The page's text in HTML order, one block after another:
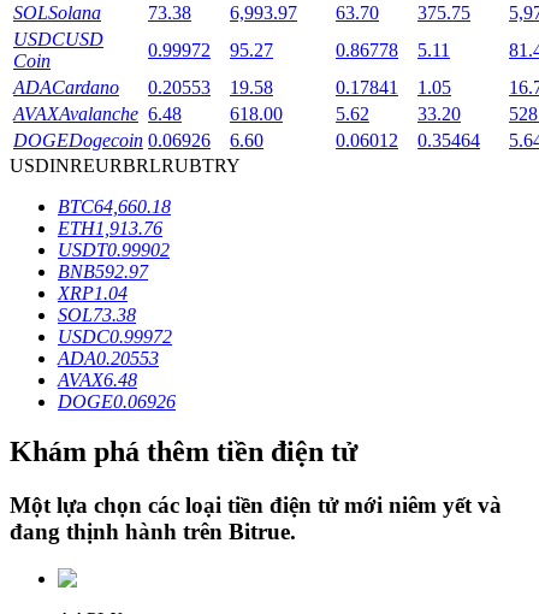
Khóa BTR
Khoản vay
SOLSolana 73.38 6,993.97 63.70 375.75
USDCUSD
Coin
0.99972 95.27 0.86778 5.11
ADACardano 0.20553 19.58 0.17841 1.05
AVAXAvalanche 6.48 618.00 5.62 33.20
DOGEDogecoin 0.06926 6.60 0.06012 0.35464
USDINREURBRLRUBTRY
BTC64,660.18
ETH1,913.76
USDT0.99902
BNB592.97
XRP1.04
SOL73.38
USDC0.99972
ADA0.20553
AVAX6.48
DOGE0.06926
Khám phá thêm tiền điện tử
Một lựa chọn các loại tiền điện tử mới niêm yết và
đang thịnh hành trên Bitrue.